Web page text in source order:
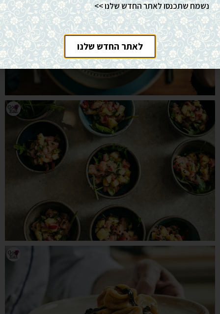
נשמח שתכנסו לאתר החדש שלנו >>
לאתר החדש שלנו